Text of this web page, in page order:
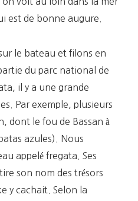
est de bonne augure.
le bateau et filons en
du parc national de
il y a une grande
Par exemple, plusieurs
dont le fou de Bassan à
azules). Nous
appelé fregata. Ses
son nom des trésors
y cachait. Selon la